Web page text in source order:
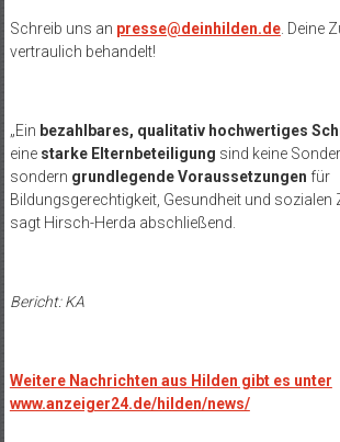
Schreib uns an presse@deinhilden.de. Deine
vertraulich behandelt!
„Ein bezahlbares, qualitativ hochwertiges
eine starke Elternbeteiligung sind keine
sondern grundlegende Voraussetzungen für
Bildungsgerechtigkeit, Gesundheit und sozialen
sagt Hirsch-Herda abschließend.
Bericht: KA
Weitere Nachrichten aus Hilden gibt es unter
www.anzeiger24.de/hilden/news/